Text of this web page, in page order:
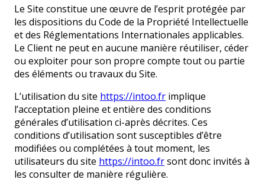
Le Site constitue une œuvre de l’esprit protégée par
les dispositions du Code de la Propriété Intellectuelle
et des Réglementations Internationales applicables.
Le Client ne peut en aucune manière réutiliser, céder
ou exploiter pour son propre compte tout ou partie
des éléments ou travaux du Site.
L’utilisation du site https://intoo.fr implique
l’acceptation pleine et entière des conditions
générales d’utilisation ci-après décrites. Ces
conditions d’utilisation sont susceptibles d’être
modifiées ou complétées à tout moment, les
utilisateurs du site https://intoo.frsont donc invités à
les consulter de manière régulière.